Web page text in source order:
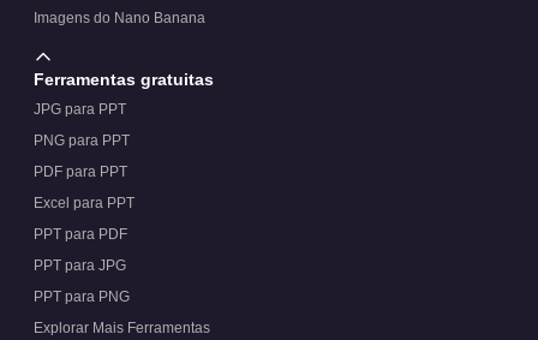
Imagens do Nano Banana
Ferramentas gratuitas
JPG para PPT
PNG para PPT
PDF para PPT
Excel para PPT
PPT para PDF
PPT para JPG
PPT para PNG
Explorar Mais Ferramentas